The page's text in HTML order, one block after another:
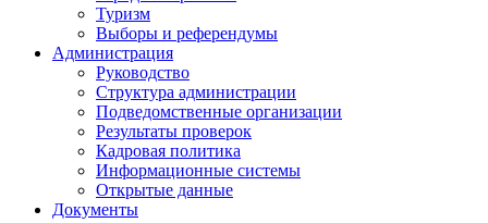
Туризм
Выборы и референдумы
Администрация
Руководство
Структура администрации
Подведомственные организации
Результаты проверок
Кадровая политика
Информационные системы
Открытые данные
Документы